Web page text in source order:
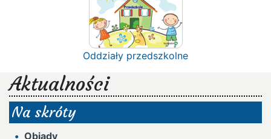
Oddziały przedszkolne
Aktualności
Na skróty
Obiady